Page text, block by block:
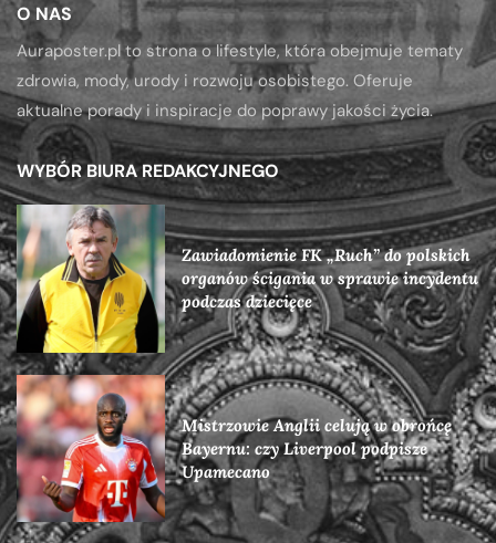
O NAS
Auraposter.pl to strona o lifestyle, która obejmuje tematy
zdrowia, mody, urody i rozwoju osobistego. Oferuje
aktualne porady i inspiracje do poprawy jakości życia.
WYBÓR BIURA REDAKCYJNEGO
Zawiadomienie FK „Ruch” do polskich
organów ścigania w sprawie incydentu
podczas dziecięce
Mistrzowie Anglii celują w obrońcę
Bayernu: czy Liverpool podpisze
Upamecano